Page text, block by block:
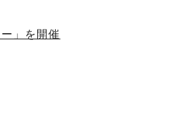
」を開催